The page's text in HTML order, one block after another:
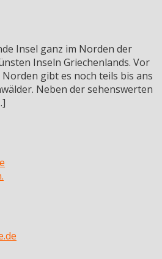
Insel ganz im Norden der
Inseln Griechenlands. Vor
gibt es noch teils bis ans
Neben der sehenswerten